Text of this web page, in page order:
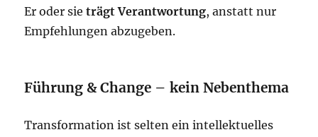
Er oder sieträgt Verantwortung, anstatt nur
Empfehlungen abzugeben.
Führung & Change – kein Nebenthema
Transformation ist selten ein intellektuelles